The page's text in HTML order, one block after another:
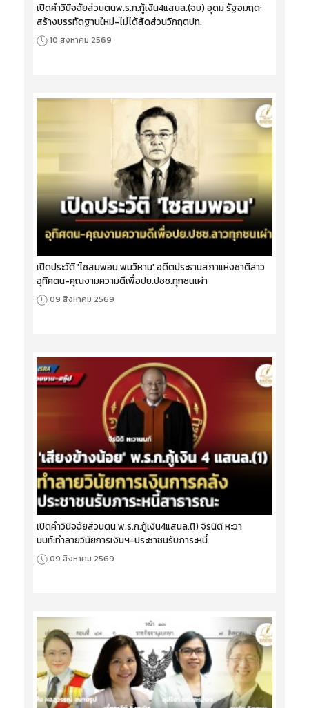
เปิดคำวินิจฉัยส่วนตนพ.ร.ก.กู้เงิน4แสนล.(จบ) อุดม รัฐอมฤต:
สร้างบรรทัดฐานใหม่-ไม่ได้สัดส่วนวิกฤตปท.
10 สิงหาคม 2569
เปิดประวัติ 'ไซสมพอน พมวิหาน' อดีตประธานสภาแห่งชาติลาว
อุทิศตน-คุณงามความดีเพื่อปย.ปชช.ทุกชนเผ่า
09 สิงหาคม 2569
เปิดคำวินิจฉัยส่วนตน พ.ร.ก.กู้เงิน4แสนล.(1) จิรนิติ หะวา
นนท์:ทำลายวินัยการเงินฯ-ประชาชนรับภาระหนี้
09 สิงหาคม 2569